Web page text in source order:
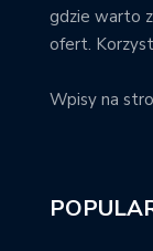
gdzie warto
ofert.
Wpisy na